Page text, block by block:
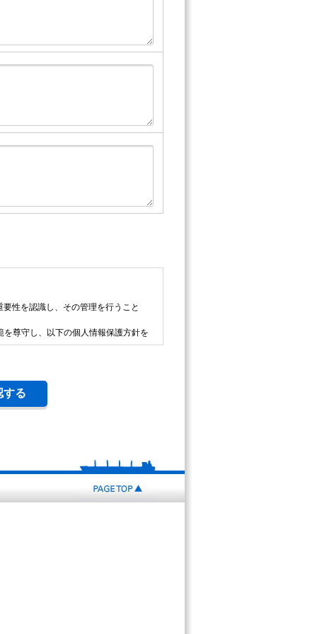
性を認識し、その管理を行うこと
尊守し、以下の個人情報保護方針を
報は、利用目的の範囲内で利用しま
を行い、適切な管理に努めてまいり
PAGE
TOP